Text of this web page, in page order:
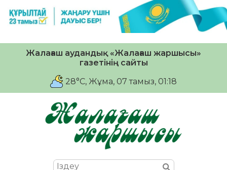
Жалағаш аудандық «Жалағаш жаршысы»
газетінің сайты
28°C, Жұма, 07 тамыз, 01:18